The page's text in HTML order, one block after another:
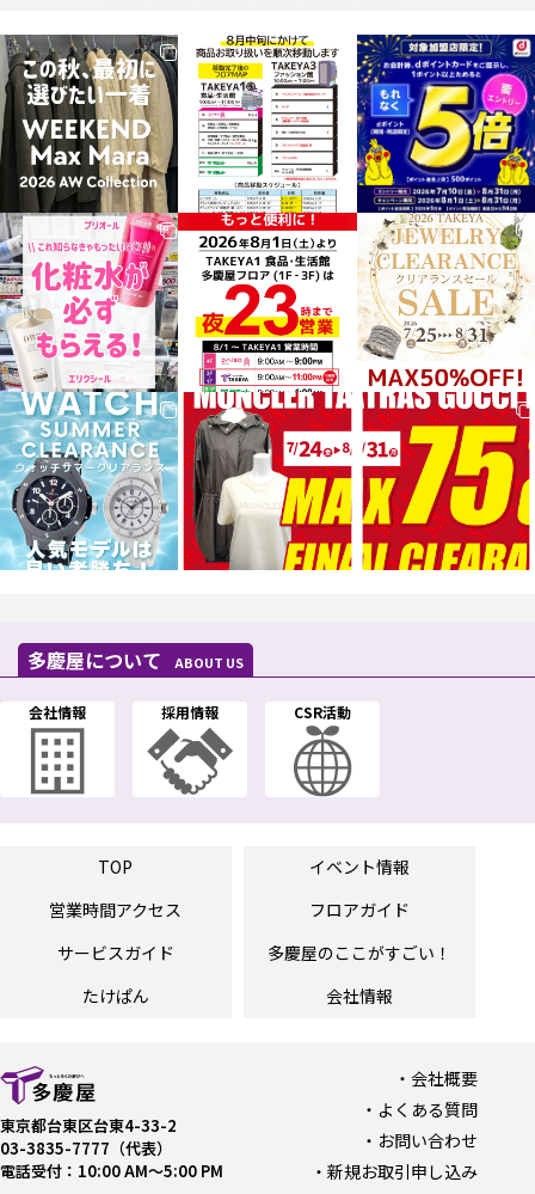
多慶屋について ABOUT US
会社情報 採用情報 CSR活動
TOP
イベント情報
営業時間アクセス
フロアガイド
サービスガイド
多慶屋のここがすごい！
たけぱん
会社情報
東京都台東区台東4-33-2
03-3835-7777（代表）
電話受付：10:00 AM〜5:00 PM
会社概要
よくある質問
お問い合わせ
新規お取引申し込み